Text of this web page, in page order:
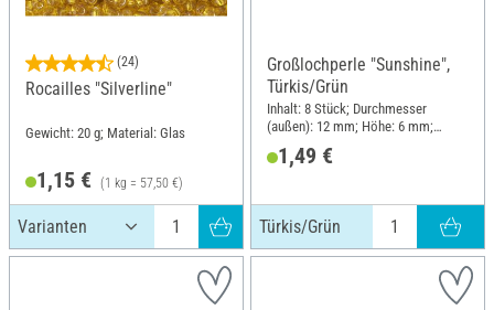
(24)
Rocailles "Silverline"
Gewicht: 20 g; Material: Glas
1,15 € (1 kg = 57,50 €)
Großlochperle "Sunshine",
Türkis/Grün
Inhalt: 8 Stück; Durchmesser
(außen): 12 mm; Höhe: 6 mm;
1,49 €
Türkis/Grün